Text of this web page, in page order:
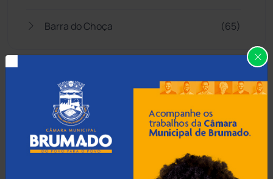
Barra do Choça (65)
Belo Campo (57)
Bom Jesus da Lapa (505)
Boquira (152)
(72)